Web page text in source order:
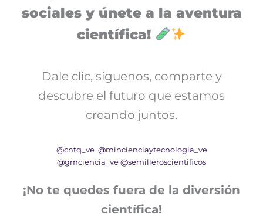
sociales y únete a la aventura
científica!
Dale clic, síguenos, comparte y
descubre el futuro que estamos
creando juntos.
@cntq_ve @mincienciaytecnologia_ve
@gmciencia_ve @semilleroscientificos
¡No te quedes fuera de la diversión
científica!